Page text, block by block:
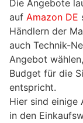
Die Angebote
auf Amazon DE
Händlern der
auch Technik-
Angebot
Budget für die
entspricht.
Hier sind einige
in den